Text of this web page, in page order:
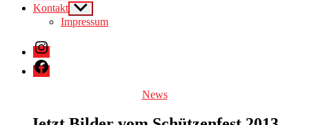
Kontakt Show
sub
menu
Impressum
Instagram
Facebook
Categories
News